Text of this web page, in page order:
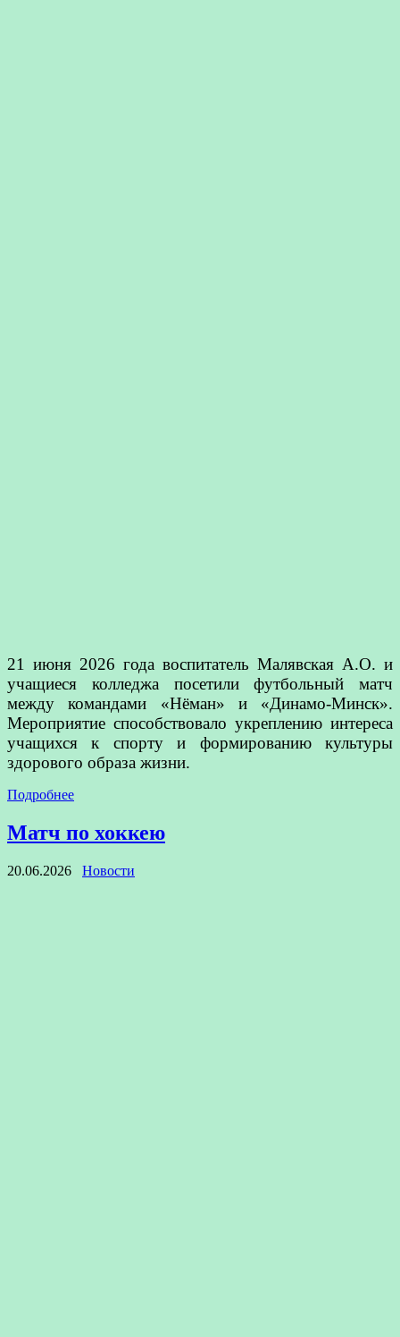
21 июня 2026 года воспитатель Малявская А.О. и
учащиеся колледжа посетили футбольный матч
между командами «Нёман» и «Динамо‑Минск».
Мероприятие способствовало укреплению интереса
учащихся к спорту и формированию культуры
здорового образа жизни.
Подробнее
Матч по хоккею
20.06.2026 Новости